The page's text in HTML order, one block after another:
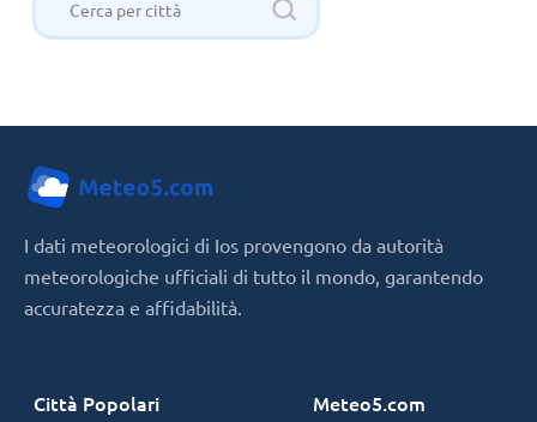
I dati meteorologici di Ios provengono da autorità
meteorologiche ufficiali di tutto il mondo, garantendo
accuratezza e affidabilità.
Città Popolari Meteo5.com